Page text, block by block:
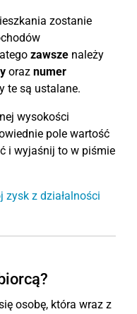
zostanie
zawsze należy
oraz numer
te są ustalane.
wysokości
pole wartość
i wyjaśnij to w piśmie
zysk z działalności
osobę, która wraz z